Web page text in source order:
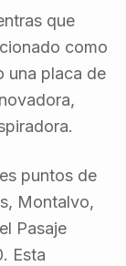
que
como
una placa de
puntos de
Montalvo,
Pasaje
Esta